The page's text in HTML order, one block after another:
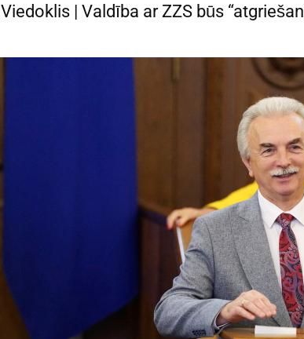
Viedoklis | Valdība ar ZZS būs